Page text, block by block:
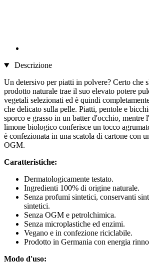
Descrizione
Un detersivo per piatti in polvere? Certo che
prodotto naturale trae il suo elevato potere
vegetali selezionati ed è quindi
che delicato sulla pelle. Piatti, pentole e
sporco e grasso in un batter d'occhio, mentre
limone biologico conferisce un tocco
è confezionata in una scatola di cartone con
OGM.
Caratteristiche:
Dermatologicamente testato.
Ingredienti 100% di origine naturale.
Senza profumi sintetici, conservanti
sintetici.
Senza OGM e petrolchimica.
Senza microplastiche ed enzimi.
Vegano e in confezione riciclabile.
Prodotto in Germania con energia
Modo d'uso: